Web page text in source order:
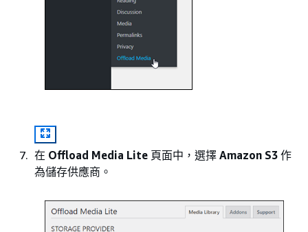
在 Offload Media Lite 頁面中，選擇 Amazon S3 作
為儲存供應商。